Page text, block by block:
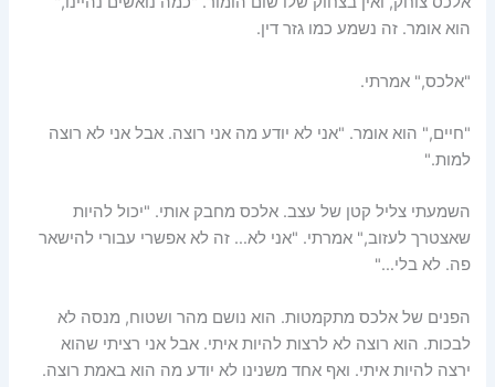
הוא אומר. זה נשמע כמו גזר דין.
"אלכס," אמרתי.
"חיים," הוא אומר. "אני לא יודע מה אני רוצה. אבל אני לא רוצה
למות."
השמעתי צליל קטן של עצב. אלכס מחבק אותי. "יכול להיות
שאצטרך לעזוב," אמרתי. "אני לא… זה לא אפשרי עבורי להישאר
פה. לא בלי…"
הפנים של אלכס מתקמטות. הוא נושם מהר ושטוח, מנסה לא
לבכות. הוא רוצה לא לרצות להיות איתי. אבל אני רציתי שהוא
ירצה להיות איתי. ואף אחד משנינו לא יודע מה הוא באמת רוצה.